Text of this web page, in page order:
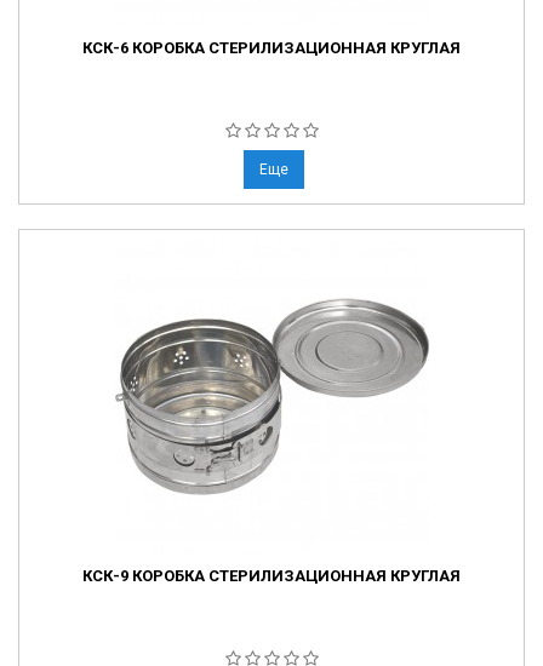
КСК-6 КОРОБКА СТЕРИЛИЗАЦИОННАЯ КРУГЛАЯ
Еще
КСК-9 КОРОБКА СТЕРИЛИЗАЦИОННАЯ КРУГЛАЯ